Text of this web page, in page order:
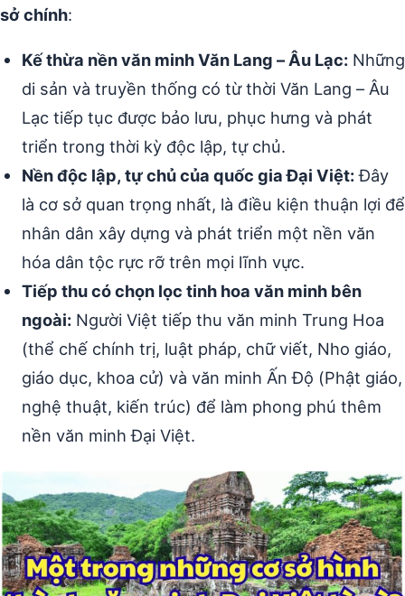
sở chính:
Kế thừa nền văn minh Văn Lang – Âu Lạc: Những
di sản và truyền thống có từ thời Văn Lang – Âu
Lạc tiếp tục được bảo lưu, phục hưng và phát
triển trong thời kỳ độc lập, tự chủ.
Nền độc lập, tự chủ của quốc gia Đại Việt:Đây
là cơ sở quan trọng nhất, là điều kiện thuận lợi để
nhân dân xây dựng và phát triển một nền văn
hóa dân tộc rực rỡ trên mọi lĩnh vực.
Tiếp thu có chọn lọc tinh hoa văn minh bên
ngoài: Người Việt tiếp thu văn minh Trung Hoa
(thể chế chính trị, luật pháp, chữ viết, Nho giáo,
giáo dục, khoa cử) và văn minh Ấn Độ (Phật giáo,
nghệ thuật, kiến trúc) để làm phong phú thêm
nền văn minh Đại Việt.